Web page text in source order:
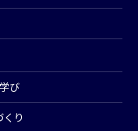
び
り